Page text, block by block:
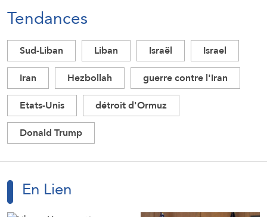
Tendances
Sud-Liban Liban Israël
Israel
Iran
Hezbollah
guerre contre l'Iran
Etats-Unis
détroit d'Ormuz
Donald Trump
En Lien